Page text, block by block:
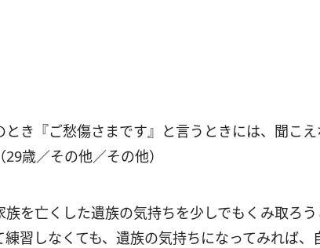
とき『ご愁傷さまです』と言うときには、聞こ
29歳／その他／その他）
族を亡くした遺族の気持ちを少しでもくみ取ろ
練習しなくても、遺族の気持ちになってみれば